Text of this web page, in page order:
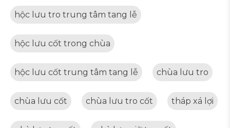
hộc lưu tro trung tâm tang lễ
hộc lưu cốt trong chùa
hộc lưu cốt trung tâm tang lễ chùa lưu tro
chùa lưu cốt chùa lưu tro cốt tháp xá lợi